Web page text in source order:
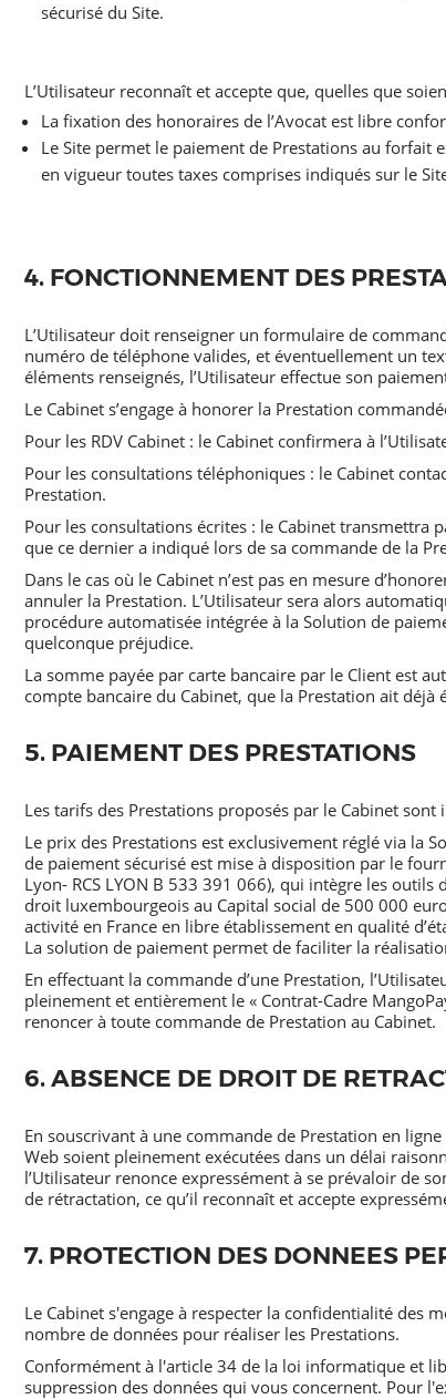
sécurisé du Site.
L’Utilisateur reconnaît et accepte que, quelles que
La fixation des honoraires de l’Avocat est libre
Le Site permet le paiement de Prestations au forfait
en vigueur toutes taxes comprises indiqués sur le
4. FONCTIONNEMENT DES
L’Utilisateur doit renseigner un formulaire de
numéro de téléphone valides, et éventuellement un
éléments renseignés, l’Utilisateur effectue son
Le Cabinet s’engage à honorer la Prestation
Pour les RDV Cabinet : le Cabinet confirmera à
Pour les consultations téléphoniques : le Cabinet
Prestation.
Pour les consultations écrites : le Cabinet transmettra
que ce dernier a indiqué lors de sa commande de la
Dans le cas où le Cabinet n’est pas en mesure
annuler la Prestation. L’Utilisateur sera alors
procédure automatisée intégrée à la Solution de
quelconque préjudice.
La somme payée par carte bancaire par le Client est
compte bancaire du Cabinet, que la Prestation ait déjà
5. PAIEMENT DES PRESTATIONS
Les tarifs des Prestations proposés par le Cabinet
Le prix des Prestations est exclusivement réglé via la
de paiement sécurisé est mise à disposition par le
Lyon- RCS LYON B 533 391 066), qui intègre les
droit luxembourgeois au Capital social de 500 000
activité en France en libre établissement en qualité
La solution de paiement permet de faciliter la
En effectuant la commande d’une Prestation,
pleinement et entièrement le « Contrat-Cadre
renoncer à toute commande de Prestation au Cabinet.
6. ABSENCE DE DROIT DE
En souscrivant à une commande de Prestation en
Web soient pleinement exécutées dans un délai
l’Utilisateur renonce expressément à se prévaloir de
de rétractation, ce qu’il reconnaît et accepte
7. PROTECTION DES DONNEES
Le Cabinet s'engage à respecter la confidentialité des
nombre de données pour réaliser les Prestations.
Conformément à l'article 34 de la loi informatique et
suppression des données qui vous concernent. Pour